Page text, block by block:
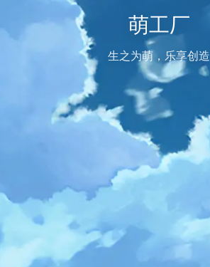
萌工厂
生之为萌，乐享创造